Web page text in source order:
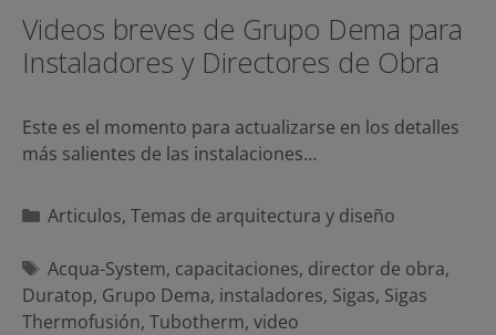
Videos breves de Grupo Dema para
Instaladores y Directores de Obra
Este es el momento para actualizarse en los detalles
más salientes de las instalaciones…
Categorías
Articulos, Temas de arquitectura y diseño
Etiquetas
Acqua-System, capacitaciones, director de obra,
Duratop, Grupo Dema, instaladores, Sigas, Sigas
Thermofusión, Tubotherm, video